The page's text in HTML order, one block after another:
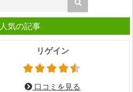
人気の記事
リゲイン
口コミを見る